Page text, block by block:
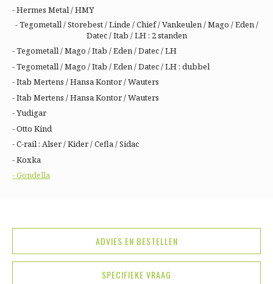
- Hermes Metal / HMY
- Tegometall / Storebest / Linde / Chief / Vankeulen / Mago / Eden /
Datec / Itab / LH : 2 standen
- Tegometall / Mago / Itab / Eden / Datec / LH
- Tegometall / Mago / Itab / Eden / Datec / LH : dubbel
- Itab Mertens / Hansa Kontor / Wauters
- Itab Mertens / Hansa Kontor / Wauters
- Yudigar
- Otto Kind
- C-rail : Alser / Kider / Cefla / Sidac
- Koxka
- Gondella
ADVIES EN BESTELLEN
SPECIFIEKE VRAAG